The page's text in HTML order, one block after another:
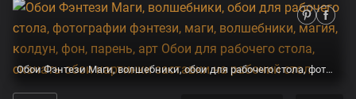
Обои Фэнтези Маги, волшебники, обои для рабочего стола, фотографии фэнтези, маги, волшебники, магия, колдун, фон, парень, арт Обои для рабочего стола, скачать обои картинки заставки на рабочий стол.